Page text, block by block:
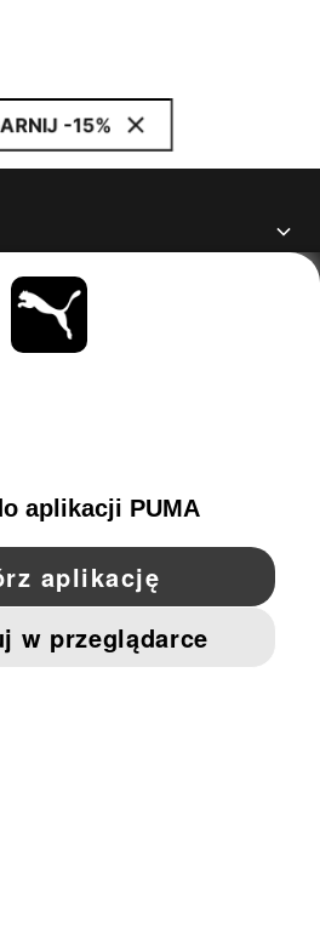
-15%
Pinterest Instagram
NADRUK FIRMOWY I DANE PRAWNE